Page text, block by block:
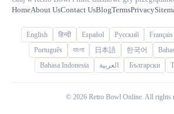
HomeAbout UsContact UsBlogTermsPrivacy
English हिन्दी Español Русский Français
Português
বাংলা 日本語 한국어
Bahasa Indonesia
العربية Български
© 2026 Retro Bowl Online. All rights